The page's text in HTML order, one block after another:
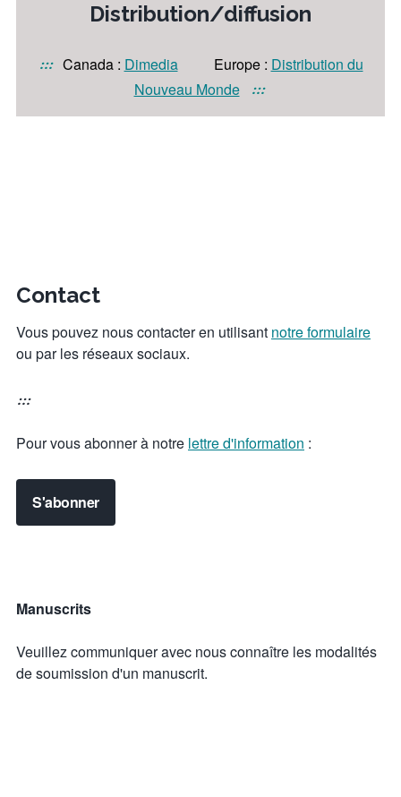
Distribution/diffusion
::: Canada : DimediaEurope : Distribution du
Nouveau Monde
:::
Contact
Vous pouvez nous contacter en utilisant notre formulaire
ou par les réseaux sociaux.
:::
Pour vous abonner à notre lettre d'information :
S'abonner
Manuscrits
Veuillez communiquer avec nous connaître les modalités
de soumission d'un manuscrit.